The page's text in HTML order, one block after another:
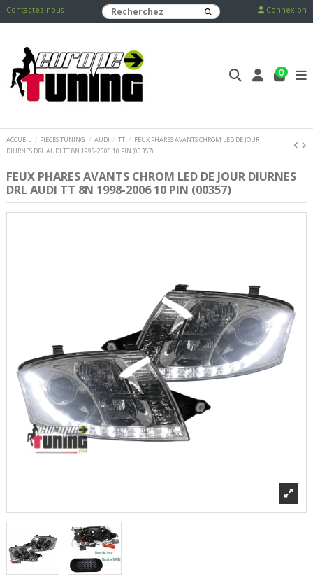
Contactez-nous Connexion
0
ACCUEIL PIECES TUNING AUDI TT
FEUX PHARES AVANTS CHROM LED DE JOUR
DIURNES DRL AUDI TT 8N 1998-2006 10 PIN (00357)
FEUX PHARES AVANTS CHROM LED DE JOUR DIURNES
DRL AUDI TT 8N 1998-2006 10 PIN (00357)